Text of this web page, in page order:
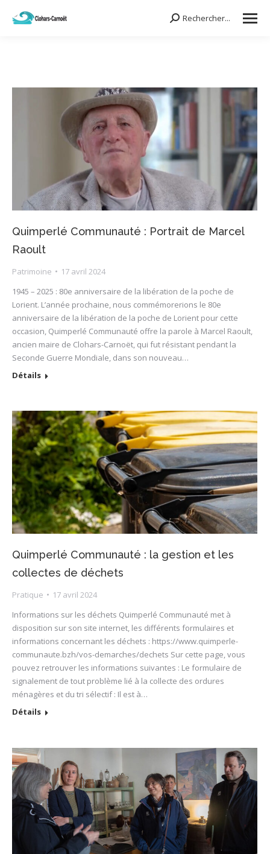
Search:Rechercher...
Quimperlé Communauté : Portrait de Marcel
Raoult
Patrimoine
17 avril 2024
1945 – 2025 : 80e anniversaire de la libération de la poche de
Lorient. L’année prochaine, nous commémorerions le 80e
anniversaire de la libération de la poche de Lorient pour cette
occasion, Quimperlé Communauté offre la parole à Marcel Raoult,
ancien maire de Clohars-Carnoët, qui fut résistant pendant la
Seconde Guerre Mondiale, dans son nouveau…
Détails
Quimperlé Communauté : la gestion et les
collectes de déchets
Pratique
17 avril 2024
Informations sur les déchets Quimperlé Communauté met à
disposition sur son site internet, les différents formulaires et
informations concernant les déchets : https://www.quimperle-
communaute.bzh/vos-demarches/dechets Sur cette page, vous
pouvez retrouver les informations suivantes : Le formulaire de
signalement de tout problème lié à la collecte des ordures
ménagères et du tri sélectif : Il est à…
Détails